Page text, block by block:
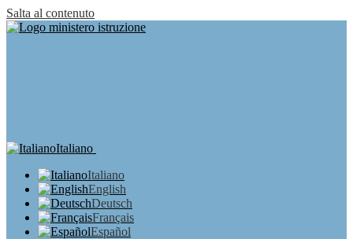
Salta al contenuto
Italiano
Italiano
English
Deutsch
Français
Español